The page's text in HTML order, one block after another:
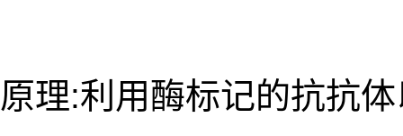
原理:利用酶标记的抗抗